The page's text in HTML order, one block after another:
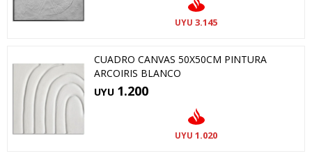
UYU 3.145
CUADRO CANVAS 50X50CM PINTURA
ARCOIRIS BLANCO
UYU 1.200
UYU 1.020